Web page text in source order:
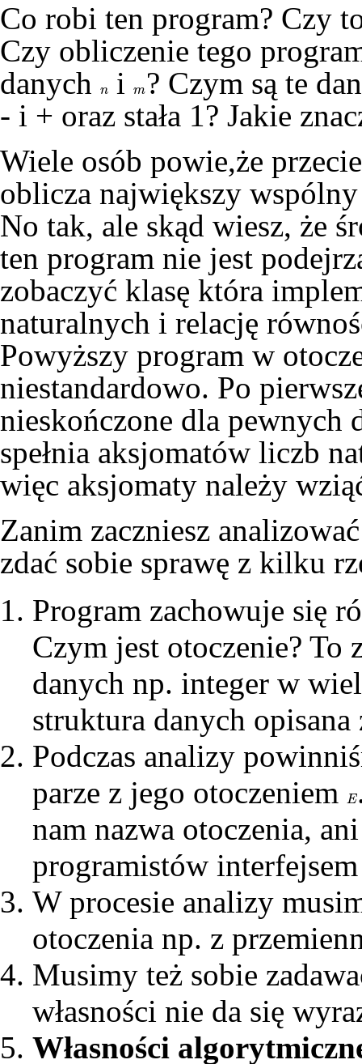
Co robi ten program? Czy
Czy obliczenie tego
danych
n
n im
m ? Czym są te
- i + oraz stała 1? Jakie
Wiele osób powie,że
oblicza największy
No tak, ale skąd wiesz, że
ten program nie jest
zobaczyć klasę która
naturalnych i relację
Powyższy program w
niestandardowo. Po
nieskończone dla pewnych
spełnia aksjomatów liczb
więc aksjomaty należy
Zanim zaczniesz
zdać sobie sprawę z kilku
Program zachowuje się
Czym jest otoczenie?
danych np. integer w
struktura danych
Podczas analizy
parze z jego otoczeniem
E
E
nam nazwa otoczenia,
programistów
W procesie analizy
otoczenia np. z
Musimy też sobie
własności nie da się
Własności